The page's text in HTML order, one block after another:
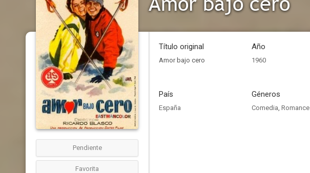
Pendiente
Favorita
Título original
Amor bajo cero
Año
1960
País
España
Géneros
Comedia, Romance